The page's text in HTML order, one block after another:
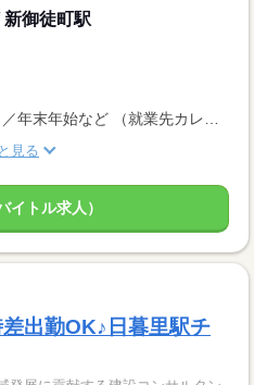
新御徒町駅
お盆／ゴールデンウイーク／年末年始など （就業先カレンダーに準ずる）
見る
イトル求人）
出勤OK♪日暮里駅チ